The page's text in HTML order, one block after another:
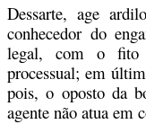
Dessarte, age
conhecedor do
legal, com o fito
processual; em
pois, o oposto da
agente não atua em